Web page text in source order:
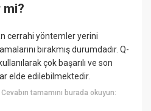
mi?
cerrahi yöntemler yerini
bırakmış durumdadır. Q-
çok başarılı ve son
elde edilebilmektedir.
Cevabın tamamını burada okuyun: